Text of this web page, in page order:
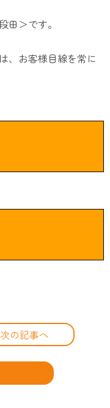
田＞です。
、お客様目線を常に
次の記事へ